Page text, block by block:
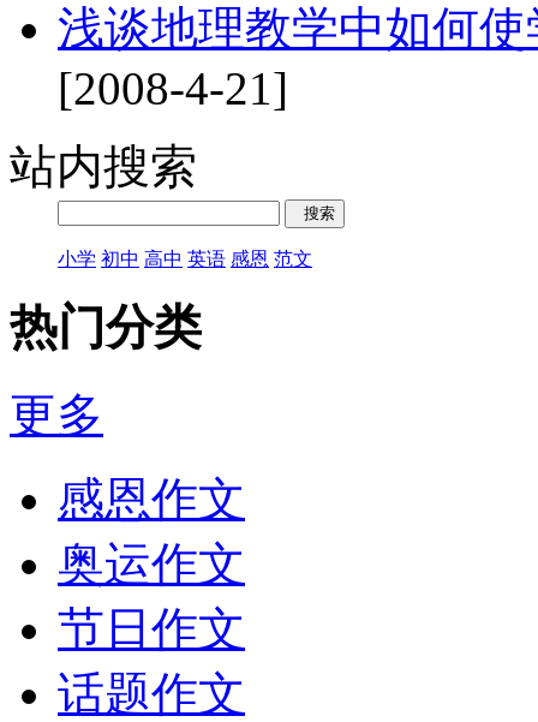
浅谈地理教学中如何
[2008-4-21]
站内搜索
小学 初中 高中 英语 感恩 范文
热门分类
更多
感恩作文
奥运作文
节日作文
话题作文